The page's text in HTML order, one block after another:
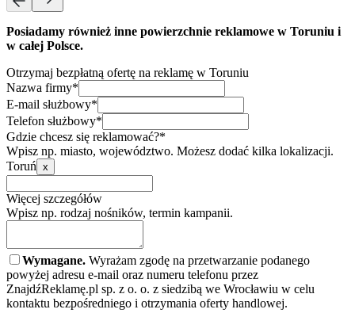
Posiadamy również inne powierzchnie reklamowe w Toruniu i
w całej Polsce.
Otrzymaj bezpłatną ofertę na reklamę w Toruniu
Nazwa firmy*
E-mail służbowy*
Telefon służbowy*
Gdzie chcesz się reklamować?*
Wpisz np. miasto, województwo. Możesz dodać kilka lokalizacji.
Toruń x
Więcej szczegółów
Wpisz np. rodzaj nośników, termin kampanii.
Wymagane. Wyrażam zgodę na przetwarzanie podanego
powyżej adresu e-mail oraz numeru telefonu przez
ZnajdźReklamę.pl sp. z o. o. z siedzibą we Wrocławiu w celu
kontaktu bezpośredniego i otrzymania oferty handlowej.